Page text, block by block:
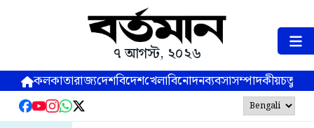
৭ আগস্ট, ২০২৬
কলকাতারাজ্যদেশবিদেশখেলাবিনোদনব্যবসাসম্পাদকীয়